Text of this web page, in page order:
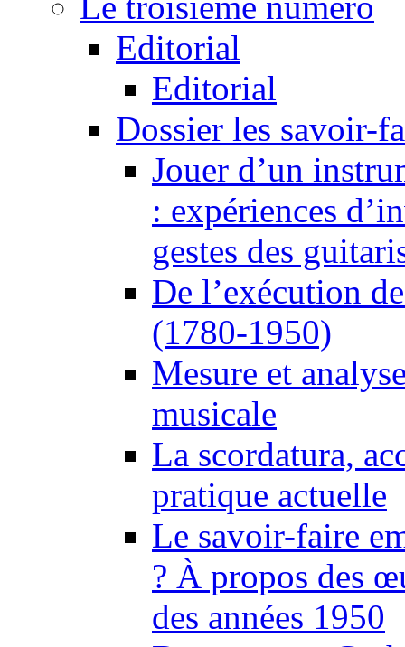
Editorial
Editorial
Dossier les savoir-
Jouer d’un
: expériences
gestes des
De l’exécution
(1780-1950)
Mesure et
musicale
La scordatura,
pratique actuelle
Le savoir-faire
? À propos des
des années 1950